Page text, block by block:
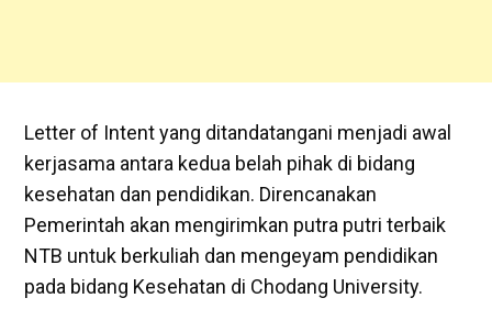
Letter of Intent yang ditandatangani menjadi awal
kerjasama antara kedua belah pihak di bidang
kesehatan dan pendidikan. Direncanakan
Pemerintah akan mengirimkan putra putri terbaik
NTB untuk berkuliah dan mengeyam pendidikan
pada bidang Kesehatan di Chodang University.